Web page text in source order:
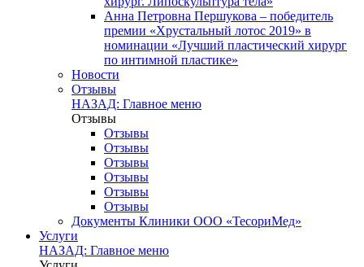
Анна Петровна Першукова – победитель
премии «Хрустальный лотос 2019» в
номинации «Лучший пластический хирург
по интимной пластике»
Новости
Отзывы
НАЗАД: Главное меню
Отзывы
Отзывы
Отзывы
Отзывы
Отзывы
Отзывы
Отзывы
Документы Клиники ООО «ТесориМед»
Услуги
НАЗАД: Главное меню